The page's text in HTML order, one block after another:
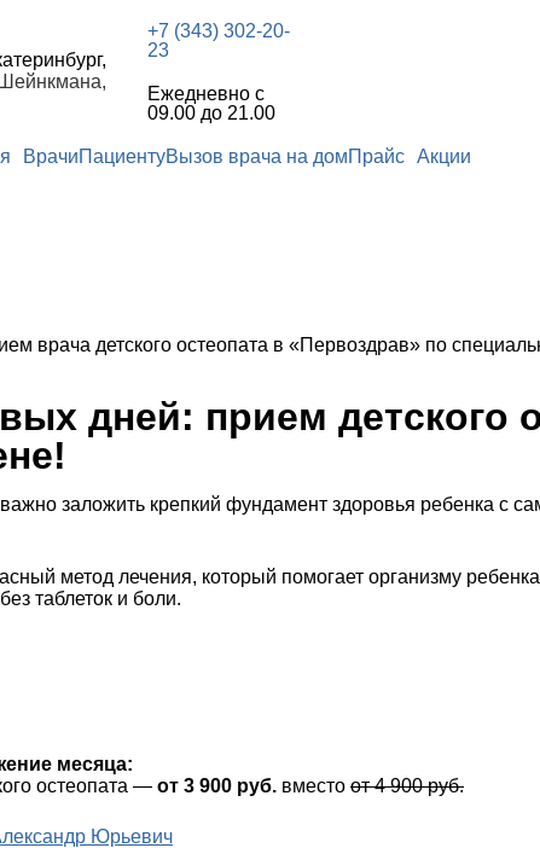
+7 (343) 302-20-
23
Ежедневно с
09.00 до 21.00
ВрачиПациентуВызов врача на домПрайс Акции
врача детского остеопата в «Первоздрав» по
дней: прием детского
заложить крепкий фундамент здоровья ребенка с
метод лечения, который помогает организму
таблеток и боли.
месяца:
остеопата — от 3 900 руб. вместо от 4 900 руб.
Юрьевич